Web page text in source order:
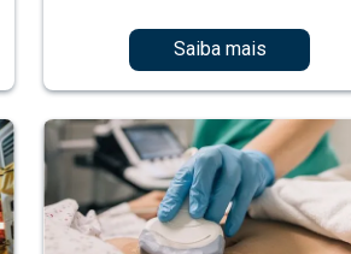
Saiba mais